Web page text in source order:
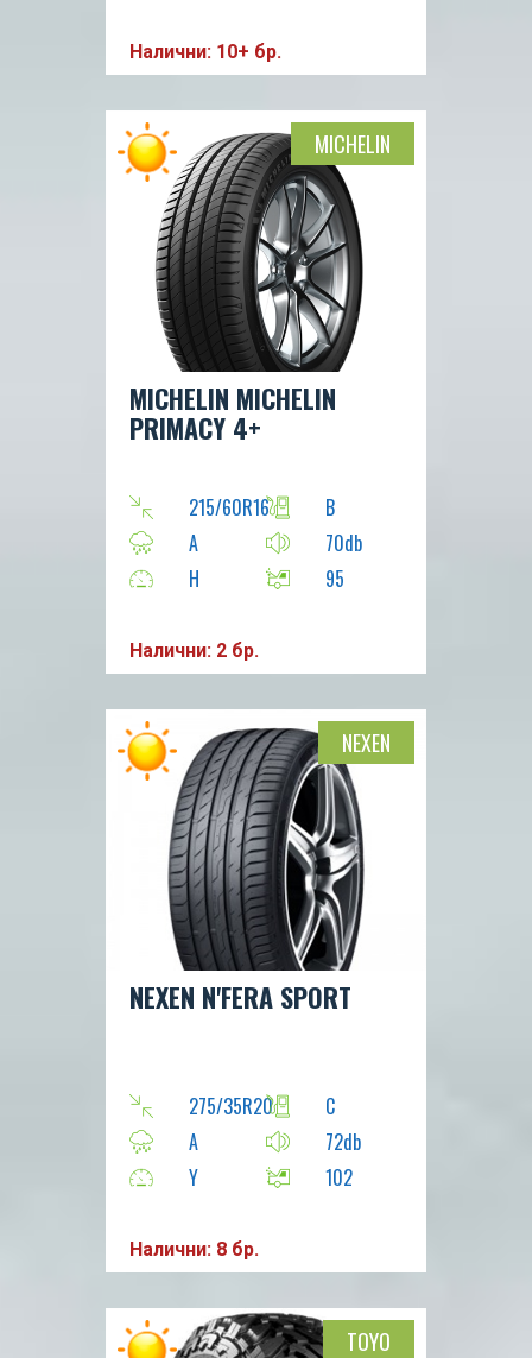
Налични: 10+ бр.
MICHELIN MICHELIN
PRIMACY 4+
215/60R16
B
А
70db
H
95
Налични: 2 бр.
MICHELIN
NEXEN N'FERA SPORT
275/35R20
C
A
72db
Y
102
Налични: 8 бр.
NEXEN
TOYO